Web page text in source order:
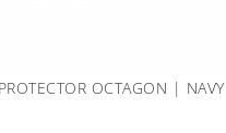
OCTAGON | NAVY